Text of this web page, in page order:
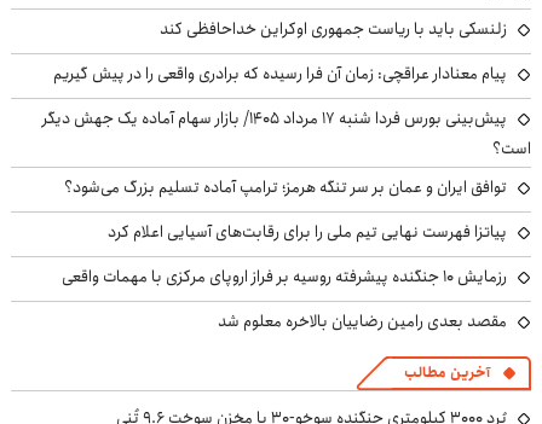
زلنسکی باید با ریاست جمهوری اوکراین خداحافظی کند
پیام معنادار عراقچی: زمان آن فرا رسیده که برادری واقعی را در پیش گیریم
پیش‌بینی بورس فردا شنبه ۱۷ مرداد ۱۴۰۵/ بازار سهام آماده یک جهش دیگر
است؟
توافق ایران و عمان بر سر تنگه هرمز؛ ترامپ آماده تسلیم بزرگ می‌شود؟
پیاتزا فهرست نهایی تیم ملی را برای رقابت‌های آسیایی اعلام کرد
رزمایش ۱۰ جنگنده پیشرفته روسیه بر فراز اروپای مرکزی با مهمات واقعی
مقصد بعدی رامین رضاییان بالاخره معلوم شد
آخرین مطالب
بُرد ۳۰۰۰ کیلومتری جنگنده سوخو-۳۰ با مخزن سوخت ۹.۶ تُنی